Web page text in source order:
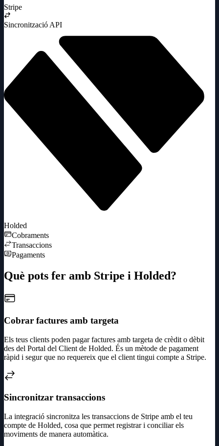
Stripe
Sincronització API
Holded
Cobraments
Transaccions
Pagaments
Què pots fer amb Stripe i Holded?
Cobrar factures amb targeta
Els teus clients poden pagar factures amb targeta de crèdit o dèbit
des del Portal del Client de Holded. És un mètode de pagament
ràpid i segur que no requereix que el client tingui compte a Stripe.
Sincronitzar transaccions
La integració sincronitza les transaccions de Stripe amb el teu
compte de Holded, cosa que permet registrar i conciliar els
moviments de manera automàtica.